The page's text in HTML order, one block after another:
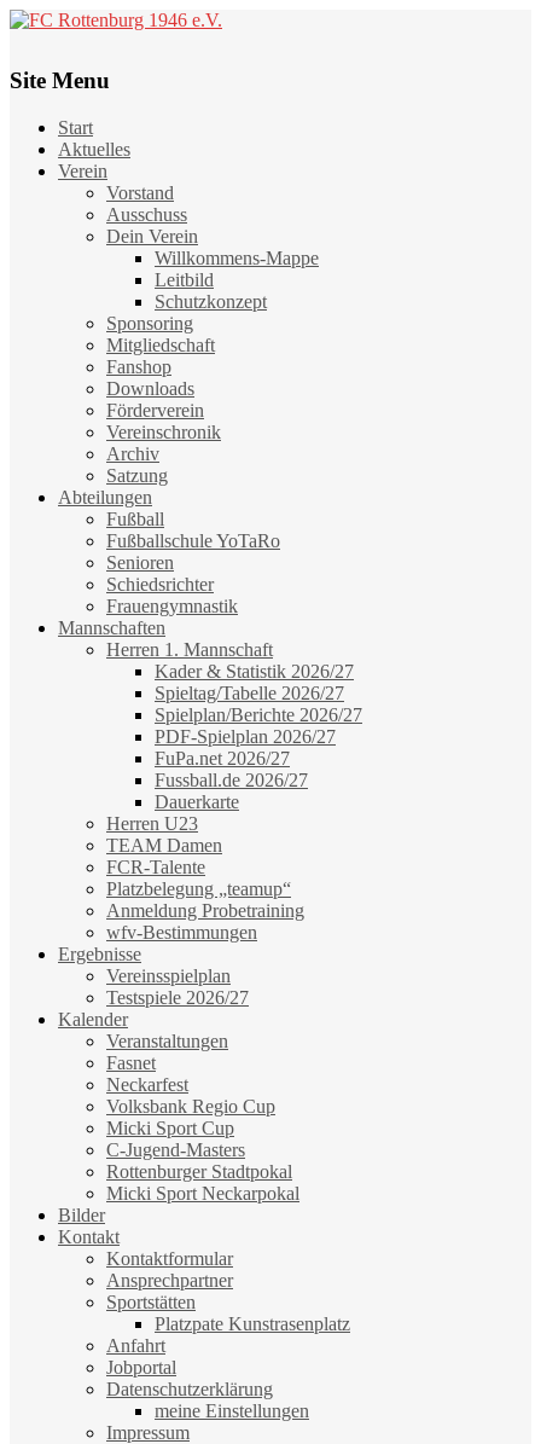
Site Menu
Start
Aktuelles
Verein
Vorstand
Ausschuss
Dein Verein
Willkommens-Mappe
Leitbild
Schutzkonzept
Sponsoring
Mitgliedschaft
Fanshop
Downloads
Förderverein
Vereinschronik
Archiv
Satzung
Abteilungen
Fußball
Fußballschule YoTaRo
Senioren
Schiedsrichter
Frauengymnastik
Mannschaften
Herren 1. Mannschaft
Kader & Statistik 2026/27
Spieltag/Tabelle 2026/27
Spielplan/Berichte 2026/27
PDF-Spielplan 2026/27
FuPa.net 2026/27
Fussball.de 2026/27
Dauerkarte
Herren U23
TEAM Damen
FCR-Talente
Platzbelegung „teamup“
Anmeldung Probetraining
wfv-Bestimmungen
Ergebnisse
Vereinsspielplan
Testspiele 2026/27
Kalender
Veranstaltungen
Fasnet
Neckarfest
Volksbank Regio Cup
Micki Sport Cup
C-Jugend-Masters
Rottenburger Stadtpokal
Micki Sport Neckarpokal
Bilder
Kontakt
Kontaktformular
Ansprechpartner
Sportstätten
Platzpate Kunstrasenplatz
Anfahrt
Jobportal
Datenschutzerklärung
meine Einstellungen
Impressum